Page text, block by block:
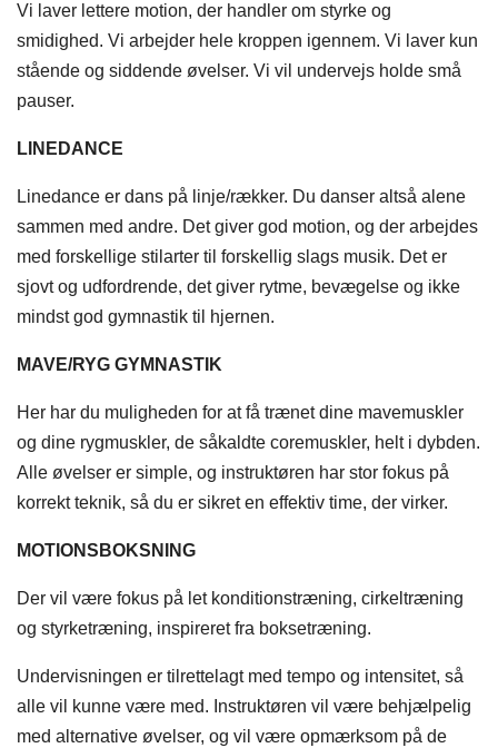
Vi laver lettere motion, der handler om styrke og
smidighed. Vi arbejder hele kroppen igennem. Vi laver kun
stående og siddende øvelser. Vi vil undervejs holde små
pauser.
LINEDANCE
Linedance er dans på linje/rækker. Du danser altså alene
sammen med andre. Det giver god motion, og der arbejdes
med forskellige stilarter til forskellig slags musik. Det er
sjovt og udfordrende, det giver rytme, bevægelse og ikke
mindst god gymnastik til hjernen.
MAVE/RYG GYMNASTIK
Her har du muligheden for at få trænet dine mavemuskler
og dine rygmuskler, de såkaldte coremuskler, helt i dybden.
Alle øvelser er simple, og instruktøren har stor fokus på
korrekt teknik, så du er sikret en effektiv time, der virker.
MOTIONSBOKSNING
Der vil være fokus på let konditionstræning, cirkeltræning
og styrketræning, inspireret fra boksetræning.
Undervisningen er tilrettelagt med tempo og intensitet, så
alle vil kunne være med. Instruktøren vil være behjælpelig
med alternative øvelser, og vil være opmærksom på de